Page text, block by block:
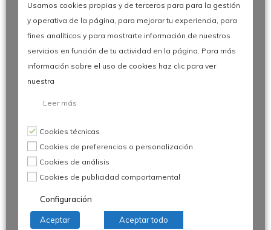
Otros
Sesión
plenaria
Usamos cookies propias y de terceros para para la gestión
y operativa de la página, para mejorar tu experiencia, para
fines analíticos y para mostrarte información de nuestros
servicios en función de tu actividad en la página. Para más
información sobre el uso de cookies haz clic para ver
nuestra
Leer más
Cookies técnicas
Cookies de preferencias o personalización
Cookies de análisis
Cookies de publicidad comportamental
Configuración
Aceptar Aceptar todo